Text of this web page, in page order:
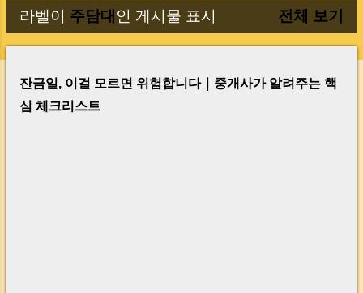
글
라벨이 주담대 인 게시물 표시 전체 보기
잔금일, 이걸 모르면 위험합니다｜중개사가 알려주는 핵
심 체크리스트